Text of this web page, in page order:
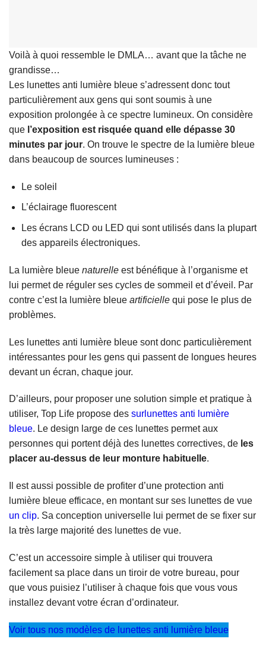
Voilà à quoi ressemble le DMLA… avant que la tâche ne
grandisse…
Les lunettes anti lumière bleue s’adressent donc tout
particulièrement aux gens qui sont soumis à une
exposition prolongée à ce spectre lumineux. On considère
que l’exposition est risquée quand elle dépasse 30
minutes par jour. On trouve le spectre de la lumière bleue
dans beaucoup de sources lumineuses :
Le soleil
L’éclairage fluorescent
Les écrans LCD ou LED qui sont utilisés dans la plupart
des appareils électroniques.
La lumière bleue naturelle est bénéfique à l’organisme et
lui permet de réguler ses cycles de sommeil et d’éveil. Par
contre c’est la lumière bleue artificielle qui pose le plus de
problèmes.
Les lunettes anti lumière bleue sont donc particulièrement
intéressantes pour les gens qui passent de longues heures
devant un écran, chaque jour.
D’ailleurs, pour proposer une solution simple et pratique à
utiliser, Top Life propose des surlunettes anti lumière
bleue. Le design large de ces lunettes permet aux
personnes qui portent déjà des lunettes correctives, de les
placer au-dessus de leur monture habituelle.
Il est aussi possible de profiter d’une protection anti
lumière bleue efficace, en montant sur ses lunettes de vue
un clip. Sa conception universelle lui permet de se fixer sur
la très large majorité des lunettes de vue.
C’est un accessoire simple à utiliser qui trouvera
facilement sa place dans un tiroir de votre bureau, pour
que vous puisiez l’utiliser à chaque fois que vous vous
installez devant votre écran d’ordinateur.
Voir tous nos modèles de lunettes anti lumière bleue